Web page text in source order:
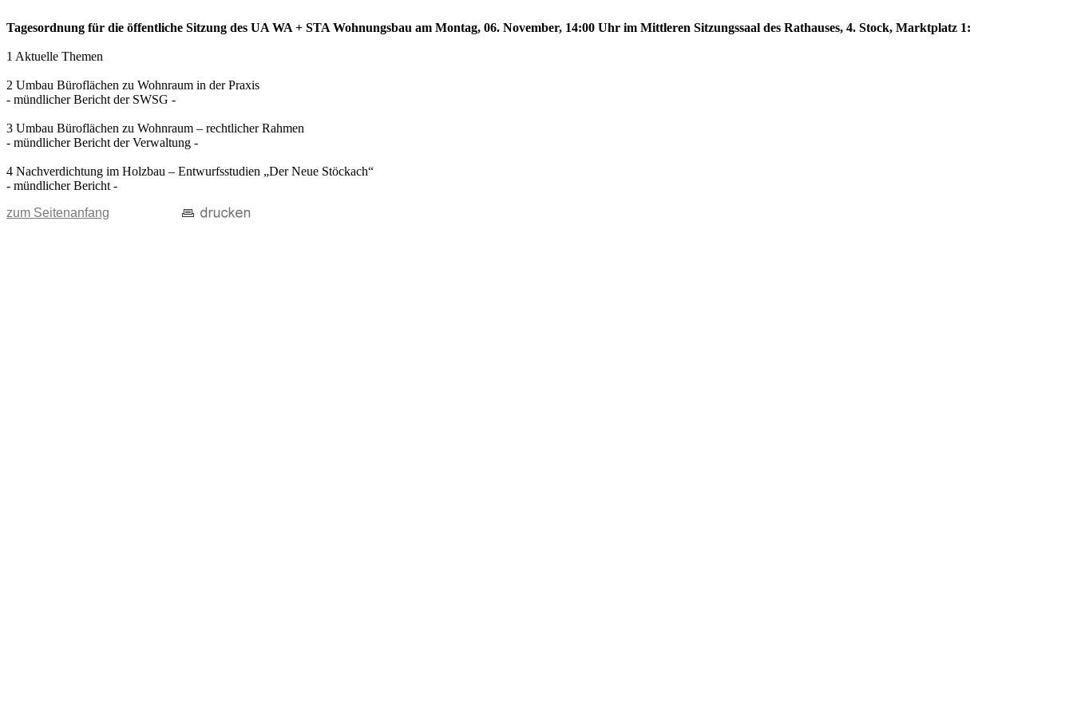
Tagesordnung für die öffentliche Sitzung des UA WA + STA Wohnungsbau am Montag, 06. November, 14:00 Uhr im Mittleren Sitzungssaal des Rathauses, 4. Stock, Marktplatz 1:
1 Aktuelle Themen
2 Umbau Büroflächen zu Wohnraum in der Praxis
- mündlicher Bericht der SWSG -
3 Umbau Büroflächen zu Wohnraum – rechtlicher Rahmen
- mündlicher Bericht der Verwaltung -
4 Nachverdichtung im Holzbau – Entwurfsstudien „Der Neue Stöckach“
- mündlicher Bericht -
zum Seitenanfang